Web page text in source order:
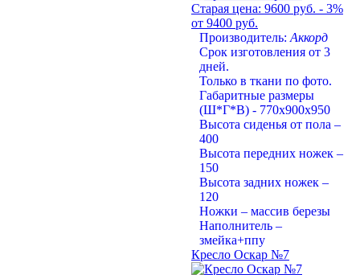
Старая цена: 9600 руб. - 3%
от 9400 руб.
Производитель: Аккорд
Срок изготовления от 3
дней.
Только в ткани по фото.
Габаритные размеры
(Ш*Г*В) - 770х900х950
Высота сиденья от пола –
400
Высота передних ножек –
150
Высота задних ножек –
120
Ножки – массив березы
Наполнитель –
змейка+ппу
Кресло Оскар №7